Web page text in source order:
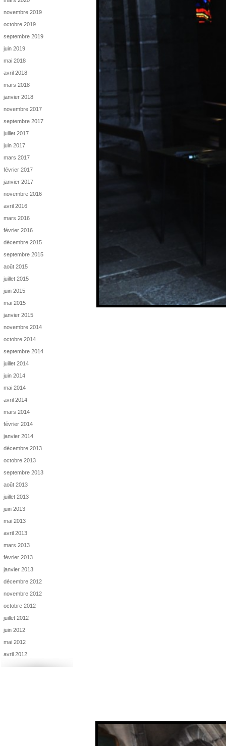
novembre 2019
octobre 2019
septembre 2019
juin 2019
mai 2018
avril 2018
mars 2018
janvier 2018
novembre 2017
septembre 2017
juillet 2017
juin 2017
mars 2017
février 2017
janvier 2017
novembre 2016
avril 2016
mars 2016
février 2016
décembre 2015
septembre 2015
août 2015
juillet 2015
juin 2015
mai 2015
janvier 2015
novembre 2014
octobre 2014
septembre 2014
juillet 2014
juin 2014
mai 2014
avril 2014
mars 2014
février 2014
janvier 2014
décembre 2013
octobre 2013
septembre 2013
août 2013
juillet 2013
juin 2013
mai 2013
avril 2013
mars 2013
février 2013
janvier 2013
décembre 2012
novembre 2012
octobre 2012
juillet 2012
juin 2012
mai 2012
avril 2012